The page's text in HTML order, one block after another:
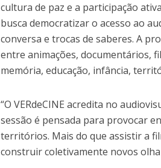
cultura de paz e a participação
busca democratizar o acesso ao
conversa e trocas de saberes. A
entre animações, documentários,
memória, educação, infância,
“O VERdeCINE acredita no
sessão é pensada para provocar
territórios. Mais do que assistir a
construir coletivamente novos